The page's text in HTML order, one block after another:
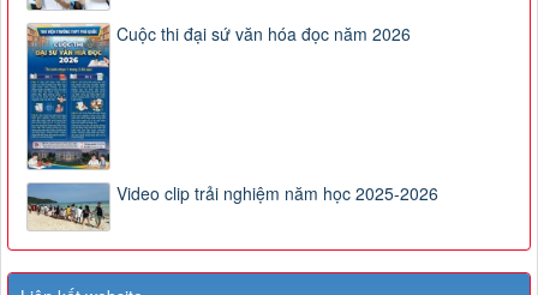
Cuộc thi đại sứ văn hóa đọc năm 2026
Video clip trải nghiệm năm học 2025-2026